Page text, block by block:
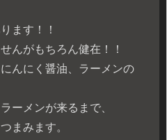
ます！！
んがもちろん健在！！
んにく醤油、ラーメンの
ーメンが来るまで、
まみます。